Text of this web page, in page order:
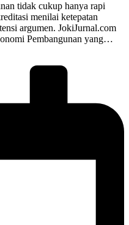
tidak cukup hanya rapi
menilai ketepatan
argumen. JokiJurnal.com
Pembangunan yang…